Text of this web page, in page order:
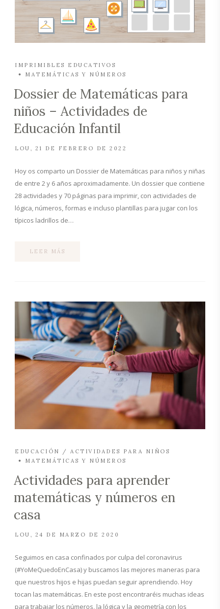
IMPRIMIBLES EDUCATIVOS
MATEMÁTICAS Y NÚMEROS
Dossier de Matemáticas para
niños – Actividades de
Educación Infantil
LOU 21 DE FEBRERO DE 2022
Hoy os comparto un Dossier de Matemáticas para niños y niñas
de entre 2 y 6 años aproximadamente. Un dossier que contiene
28 actividades y 70 páginas para imprimir, con actividades de
lógica, números, formas e incluso plantillas para jugar con los
típicos ladrillos de…
LEER MÁS
EDUCACIÓN / ACTIVIDADES PARA NIÑOS
MATEMÁTICAS Y NÚMEROS
Actividades para aprender
matemáticas y números en
casa
LOU 24 DE MARZO DE 2020
Seguimos en casa confinados por culpa del coronavirus
(#YoMeQuedoEnCasa) y buscamos las mejores maneras para
que nuestros hijos e hijas puedan seguir aprendiendo. Hoy
tocan las matemáticas. En este post encontraréis muchas ideas
para trabajar los números, la lógica y la geometría con los